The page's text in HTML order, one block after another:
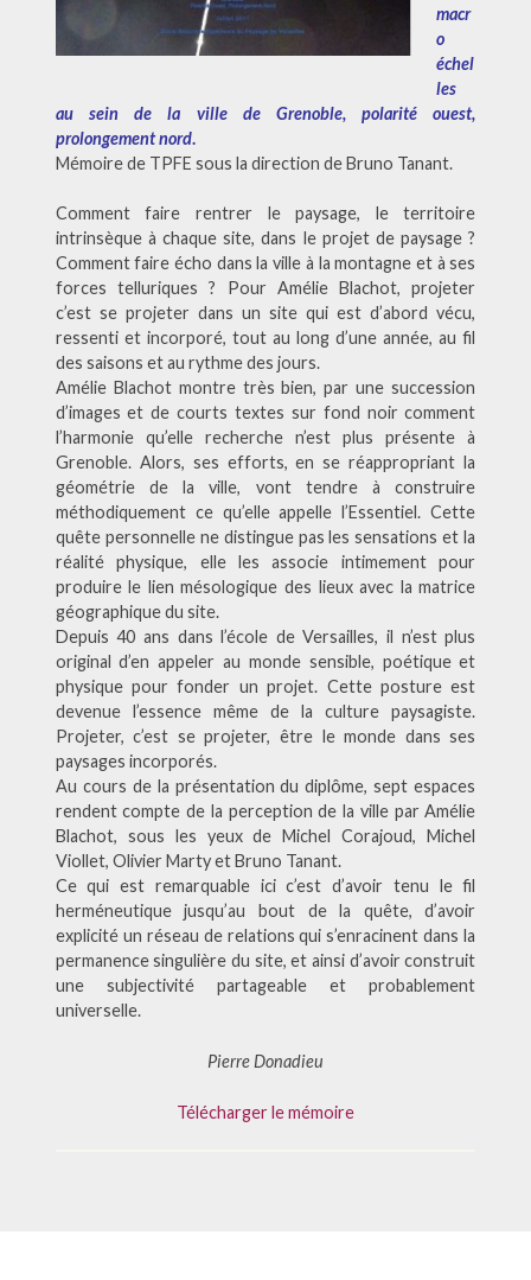
macr
o
échel
les
au sein de la ville de Grenoble, polarité ouest,
prolongement nord.
Mémoire de TPFE sous la direction de Bruno Tanant.
Comment faire rentrer le paysage, le territoire
intrinsèque à chaque site, dans le projet de paysage ?
Comment faire écho dans la ville à la montagne et à ses
forces telluriques ? Pour Amélie Blachot, projeter
c’est se projeter dans un site qui est d’abord vécu,
ressenti et incorporé, tout au long d’une année, au fil
des saisons et au rythme des jours.
Amélie Blachot montre très bien, par une succession
d’images et de courts textes sur fond noir comment
l’harmonie qu’elle recherche n’est plus présente à
Grenoble. Alors, ses efforts, en se réappropriant la
géométrie de la ville, vont tendre à construire
méthodiquement ce qu’elle appelle l’Essentiel. Cette
quête personnelle ne distingue pas les sensations et la
réalité physique, elle les associe intimement pour
produire le lien mésologique des lieux avec la matrice
géographique du site.
Depuis 40 ans dans l’école de Versailles, il n’est plus
original d’en appeler au monde sensible, poétique et
physique pour fonder un projet. Cette posture est
devenue l’essence même de la culture paysagiste.
Projeter, c’est se projeter, être le monde dans ses
paysages incorporés.
Au cours de la présentation du diplôme, sept espaces
rendent compte de la perception de la ville par Amélie
Blachot, sous les yeux de Michel Corajoud, Michel
Viollet, Olivier Marty et Bruno Tanant.
Ce qui est remarquable ici c’est d’avoir tenu le fil
herméneutique jusqu’au bout de la quête, d’avoir
explicité un réseau de relations qui s’enracinent dans la
permanence singulière du site, et ainsi d’avoir construit
une subjectivité partageable et probablement
universelle.
Pierre Donadieu
Télécharger le mémoire